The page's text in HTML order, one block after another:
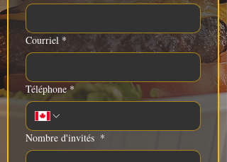
Courriel *
Téléphone *
Nombre d'invités *